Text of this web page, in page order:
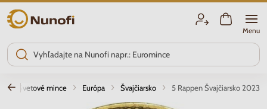
Nunofi.sk
Menu
Svetové mince Európa Švajčiarsko 5 Rappen Švajčiarsko 2023